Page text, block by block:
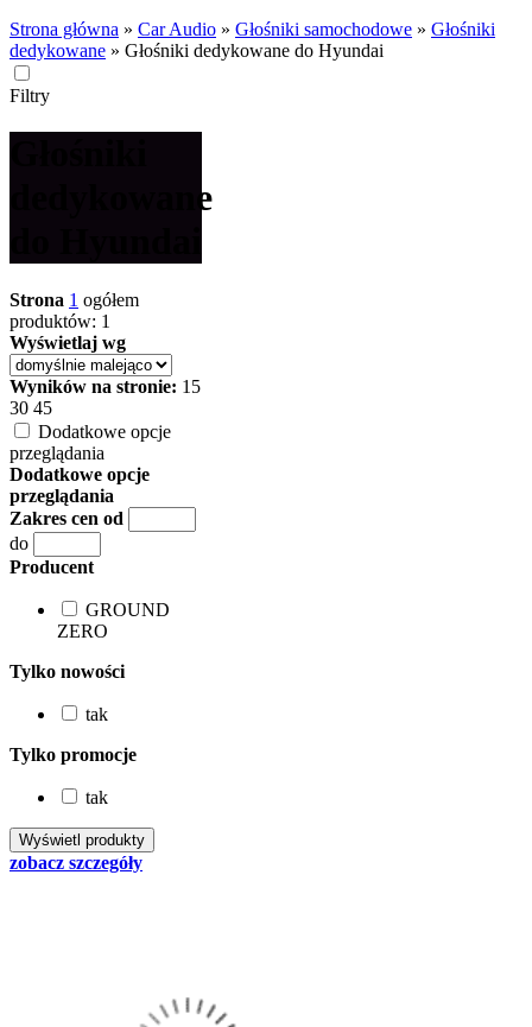
Strona główna » Car Audio » Głośniki samochodowe » Głośniki
dedykowane » Głośniki dedykowane do Hyundai
Filtry
dedykowane
Strona 1 ogółem
produktów: 1
Wyświetlaj wg
Wyników na stronie: 15
30 45
Dodatkowe opcje
przeglądania
Dodatkowe opcje
przeglądania
Zakres cen od
do
Producent
GROUND
ZERO
Tylko nowości
tak
Tylko promocje
tak
zobacz szczegóły